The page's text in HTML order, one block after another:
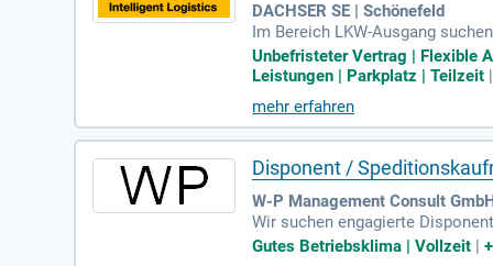
DACHSER SE | Schönefeld
Im Bereich LKW-Ausgang
ehören die Pflege und
igieren kundenspezifische
als Kaufmann (m/w/d) für
ition mit und verfügen über
Arbeitsbeginns zwischen 10:30
Unbefristeter Vertrag | Flexible
Leistungen | Parkplatz | Teilzeit
mehr erfahren
Disponent /
W-P Management Consult
Wir suchen engagierte
nsportaufträgen, die Verwaltung
Gutes Betriebsklima | Vollzeit |